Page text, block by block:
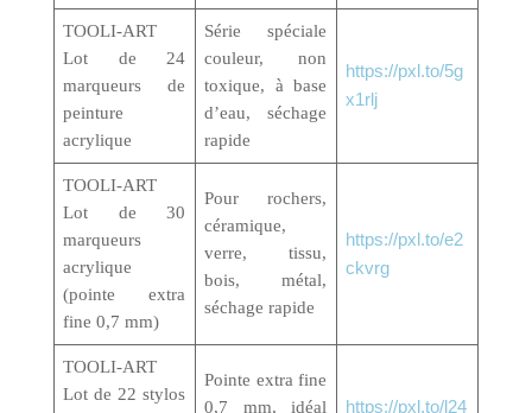
TOOLI-ART
Lot de 24
marqueurs de
peinture
acrylique
Série spéciale
couleur, non
toxique, à base
d’eau, séchage
rapide
https://pxl.to/5g
x1rlj
TOOLI-ART
Lot de 30
marqueurs
acrylique
(pointe extra
fine 0,7 mm)
Pour rochers,
céramique,
verre, tissu,
bois, métal,
séchage rapide
https://pxl.to/e2
ckvrg
TOOLI-ART
Lot de 22 stylos
Pointe extra fine
0,7 mm, idéal
https://pxl.to/l24